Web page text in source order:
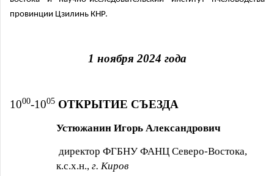
провинции Цзилинь КНР.
1 ноября 2024 года
1000-1005 ОТКРЫТИЕ СЪЕЗДА
Устюжанин Игорь Александрович
директор ФГБНУ ФАНЦ Северо-Востока,
к.с.х.н., г. Киров